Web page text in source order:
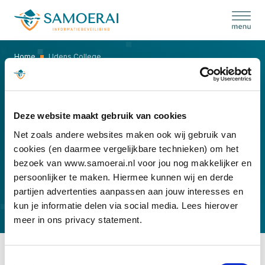
Deze website maakt gebruik van cookies
Net zoals andere websites maken ook wij gebruik van
cookies (en daarmee vergelijkbare technieken) om het
bezoek van www.samoerai.nl voor jou nog makkelijker en
persoonlijker te maken. Hiermee kunnen wij en derde
partijen advertenties aanpassen aan jouw interesses en
kun je informatie delen via social media. Lees hierover
meer in ons privacy statement.
Home Udens College
UDENS COLLEGE